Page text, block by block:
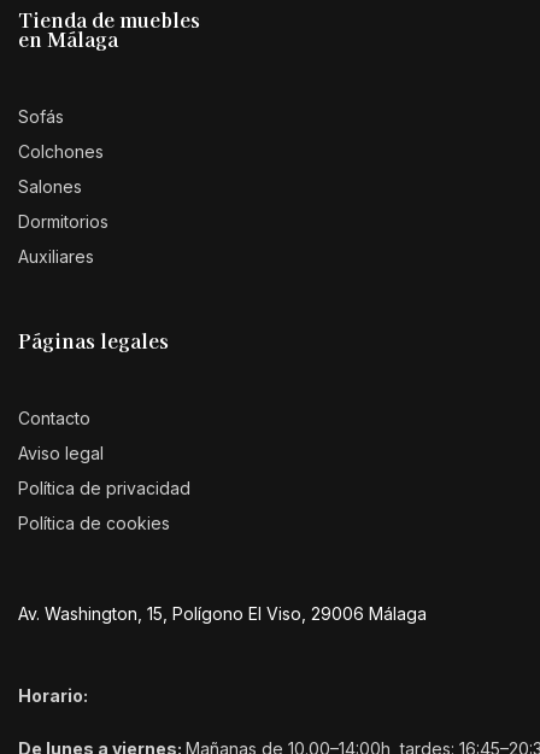
Tienda de muebles
en Málaga
Sofás
Colchones
Salones
Dormitorios
Auxiliares
Páginas legales
Contacto
Aviso legal
Política de privacidad
Política de cookies
Av. Washington, 15, Polígono El Viso, 29006 Málaga
Horario:
De lunes a viernes: Mañanas de 10.00–14:00h, tardes: